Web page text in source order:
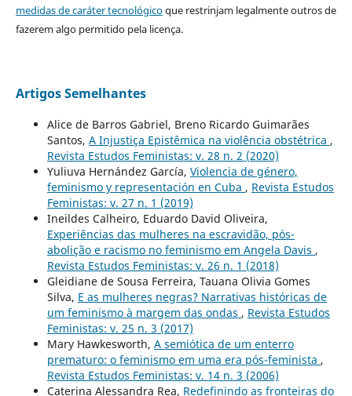
medidas de caráter tecnológicoque restrinjam legalmente outros de
fazerem algo permitido pela licença.
Artigos Semelhantes
Alice de Barros Gabriel, Breno Ricardo Guimarães
Santos, A Injustiça Epistêmica na violência obstétrica ,
Revista Estudos Feministas: v. 28 n. 2 (2020)
Yuliuva Hernández García, Violencia de género,
feminismo y representación en Cuba , Revista Estudos
Feministas: v. 27 n. 1 (2019)
Ineildes Calheiro, Eduardo David Oliveira,
Experiências das mulheres na escravidão, pós-
abolição e racismo no feminismo em Angela Davis ,
Revista Estudos Feministas: v. 26 n. 1 (2018)
Gleidiane de Sousa Ferreira, Tauana Olivia Gomes
Silva, E as mulheres negras? Narrativas históricas de
um feminismo à margem das ondas , Revista Estudos
Feministas: v. 25 n. 3 (2017)
Mary Hawkesworth, A semiótica de um enterro
prematuro: o feminismo em uma era pós-feminista ,
Revista Estudos Feministas: v. 14 n. 3 (2006)
Caterina Alessandra Rea, Redefinindo as fronteiras do